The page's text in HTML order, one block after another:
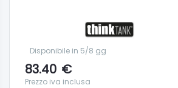
Disponibile in 5/8 gg
83.40 €
Prezzo iva inclusa